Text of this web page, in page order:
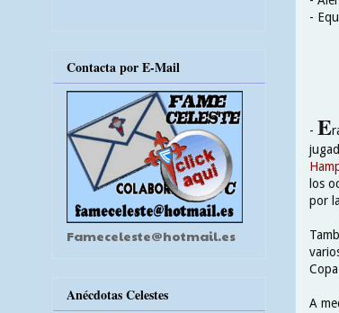
-
- E
los
por
A
Contacta por E-Mail
Fameceleste@hotmail.es
Anécdotas Celestes